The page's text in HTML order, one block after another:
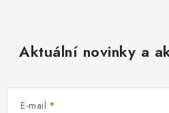
Aktuální novinky a
E-mail